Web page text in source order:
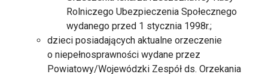
Rolniczego Ubezpieczenia Społecznego
wydanego przed 1 stycznia 1998r.;
dzieci posiadających aktualne orzeczenie
o niepełnosprawności wydane przez
Powiatowy/Wojewódzki Zespół ds. Orzekania